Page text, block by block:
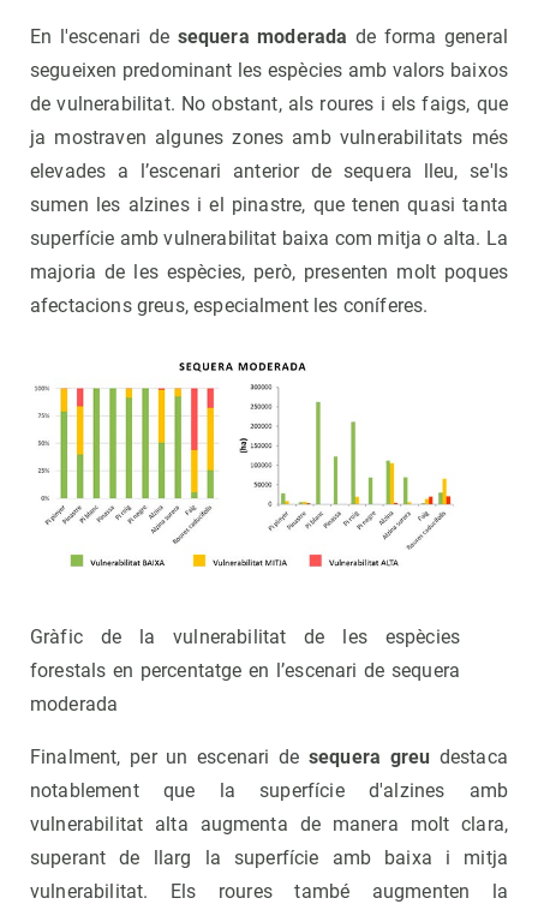
En l'escenari de sequera moderada de forma general
segueixen predominant les espècies amb valors baixos
de vulnerabilitat. No obstant, als roures i els faigs, que
ja mostraven algunes zones amb vulnerabilitats més
elevades a l’escenari anterior de sequera lleu, se'ls
sumen les alzines i el pinastre, que tenen quasi tanta
superfície amb vulnerabilitat baixa com mitja o alta. La
majoria de les espècies, però, presenten molt poques
afectacions greus, especialment les coníferes.
Gràfic de la vulnerabilitat de les espècies
forestals en percentatge en l’escenari de sequera
moderada
Finalment, per un escenari de sequera greu destaca
notablement que
la superfície d'alzines amb
vulnerabilitat alta augmenta de manera molt clara,
superant de llarg la superfície amb baixa i mitja
vulnerabilitat. Els roures també augmenten la